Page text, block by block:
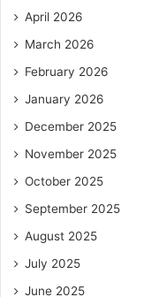
April 2026
March 2026
February 2026
January 2026
December 2025
November 2025
October 2025
September 2025
August 2025
July 2025
June 2025